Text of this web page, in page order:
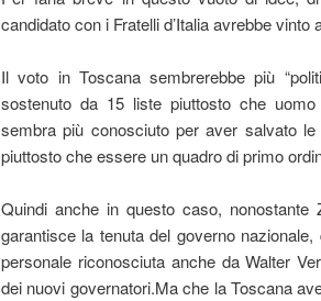
candidato con i Fratelli d’Italia avrebbe
Il voto in Toscana sembrerebbe più
sostenuto da 15 liste piuttosto che
sembra più conosciuto per aver salvato
piuttosto che essere un quadro di primo
Quindi anche in questo caso,
garantisce la tenuta del governo
personale riconosciuta anche da Walter
dei nuovi governatori.Ma che la Toscana